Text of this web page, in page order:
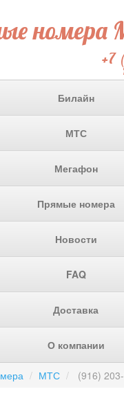
номера
+7
Билайн
МТС
Мегафон
Прямые номера
Новости
FAQ
Доставка
О компании
МТС (916)